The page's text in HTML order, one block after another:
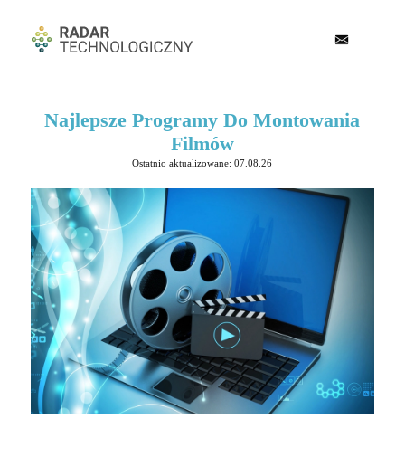
Najlepsze Programy Do Montowania
Filmów
Ostatnio aktualizowane: 07.08.26